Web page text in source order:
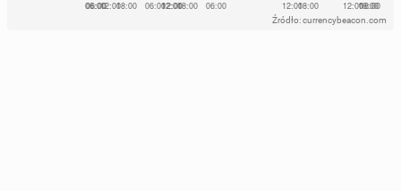
Źródło: currencybeacon.com